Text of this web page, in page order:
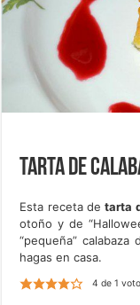
Tarta de
Esta receta detarta
otoño y de
“pequeña”
hagas en casa.
4 de 1 voto